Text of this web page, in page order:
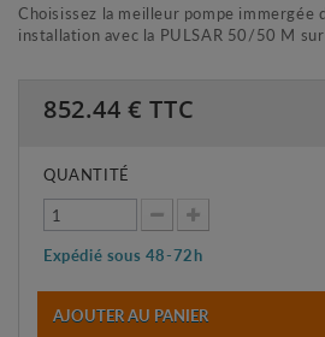
Choisissez la meilleur pompe immergée
installation avec la PULSAR 50/50 M sur
852.44 € TTC
QUANTITÉ
Expédié sous 48-72h
AJOUTER AU PANIER